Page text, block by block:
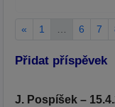
« 1 6 7
Přidat příspěvek
J. Pospíšek –